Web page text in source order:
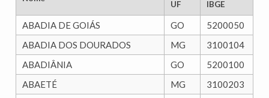
UF
IBGE
ABADIA DE GOIÁS GO
5200050
ABADIA DOS DOURADOS
MG
3100104
ABADIÂNIA
GO
5200100
ABAETÉ
MG
3100203